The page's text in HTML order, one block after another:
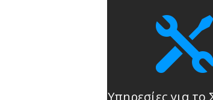

Υπηρεσίες για το